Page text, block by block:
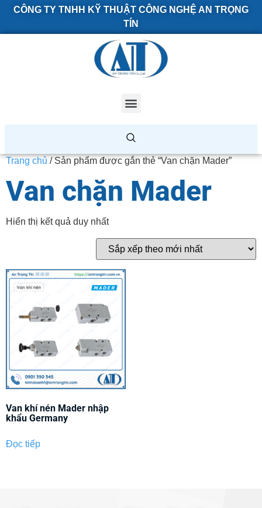
CÔNG TY TNHH KỸ THUẬT CÔNG NGHỆ AN TRỌNG
TÍN
Trang chủ / Sản phẩm được gắn thẻ “Van chặn Mader”
Van chặn Mader
Hiển thị kết quả duy nhất
Van khí nén Mader nhập
khẩu Germany
Đọc tiếp